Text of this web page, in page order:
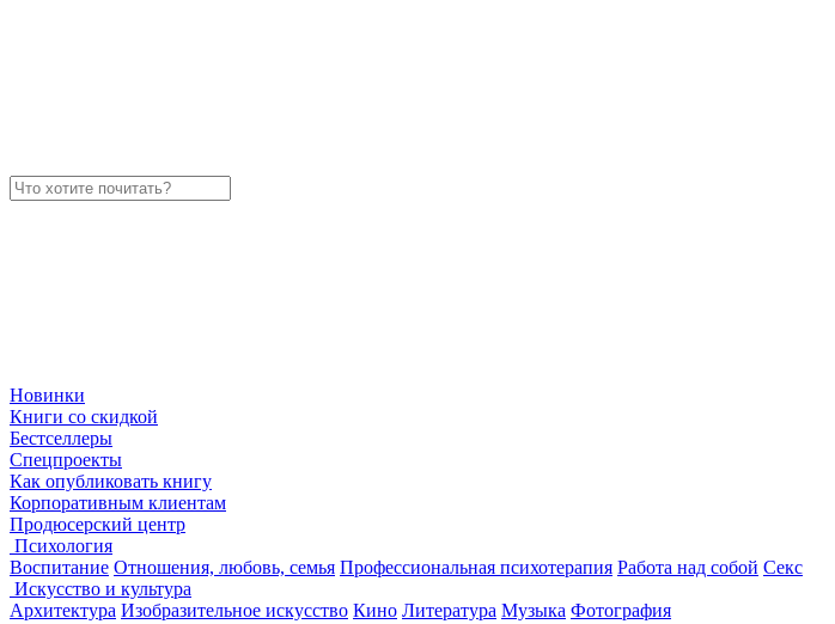
Новинки
Книги со скидкой
Бестселлеры
Спецпроекты
Как опубликовать книгу
Корпоративным клиентам
Продюсерский центр
Психология
Воспитание Отношения, любовь, семья Профессиональная психотерапия Работа над собой Секс
Искусство и культура
Архитектура Изобразительное искусство Кино Литература Музыка Фотография